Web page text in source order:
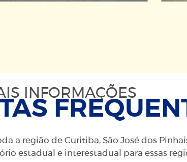
INFORMAÇÕES
a região de Curitiba, São José dos
estadual e interestadual para essas